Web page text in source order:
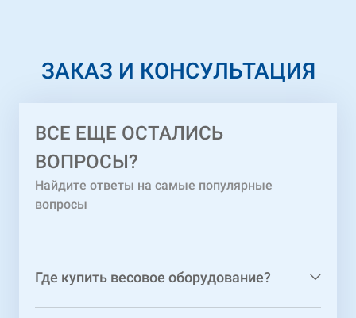
ЗАКАЗ И КОНСУЛЬТАЦИЯ
ВСЕ ЕЩЕ ОСТАЛИСЬ
ВОПРОСЫ?
Найдите ответы на самые популярные
вопросы
Где купить весовое оборудование?